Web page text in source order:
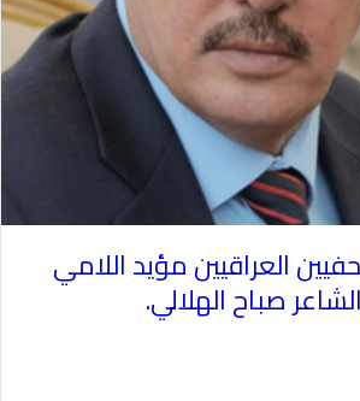
العراقيين مؤيد اللامي
صباح الهلالي.